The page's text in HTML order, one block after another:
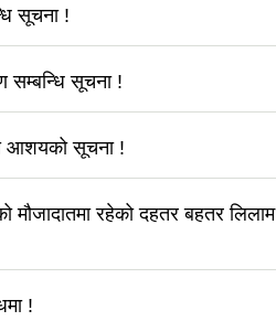
सूचना !
सम्बन्धि सूचना !
आशयको सूचना !
रहेको दहतर बहतर लिलाम
!